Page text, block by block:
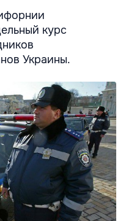
курс
Украины.